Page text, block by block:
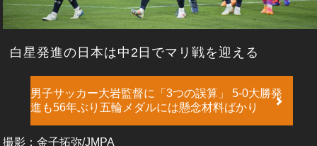
白星発進の日本は中2日でマリ戦を迎える
男子サッカー大岩監督に「3つの誤算」 5-0大勝発
進も56年ぶり五輪メダルには懸念材料ばかり
撮影：金子拓弥/JMPA